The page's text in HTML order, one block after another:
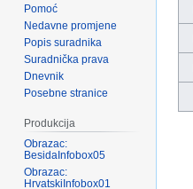
Pomoć
Nedavne promjene
Popis suradnika
Suradnička prava
Dnevnik
Posebne stranice
Produkcija
Obrazac:
BesidaInfobox05
Obrazac:
HrvatskiInfobox01